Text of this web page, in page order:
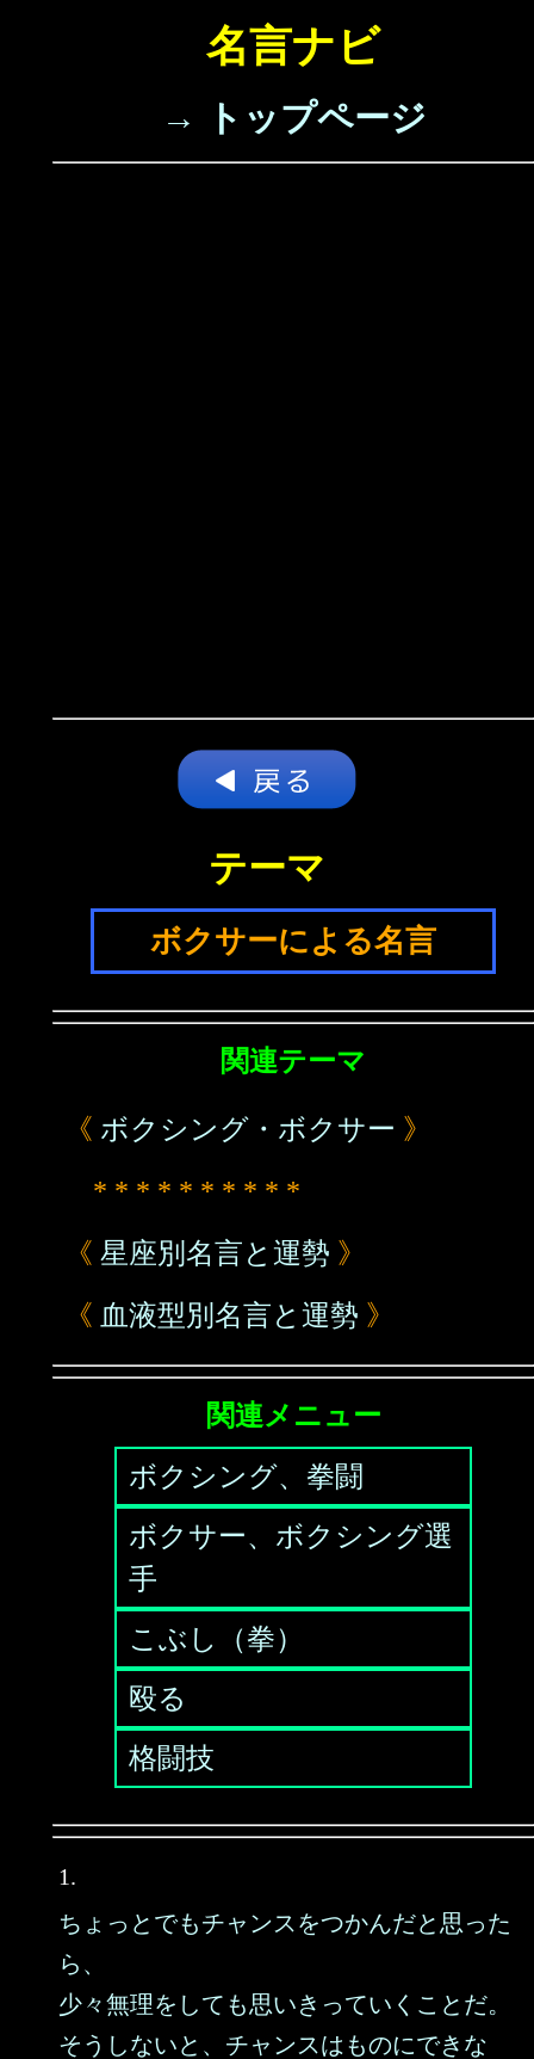
名言ナビ
→ トップページ
テーマ
ボクサーによる名言
関連テーマ
《 ボクシング・ボクサー 》
* * * * * * * * * *
《 星座別名言と運勢 》
《 血液型別名言と運勢 》
関連メニュー
ボクシング、拳闘
ボクサー、ボクシング選
手
こぶし（拳）
殴る
格闘技
1.
ちょっとでもチャンスをつかんだと思った
ら、
少々無理をしても思いきっていくことだ。
そうしないと、チャンスはものにできな